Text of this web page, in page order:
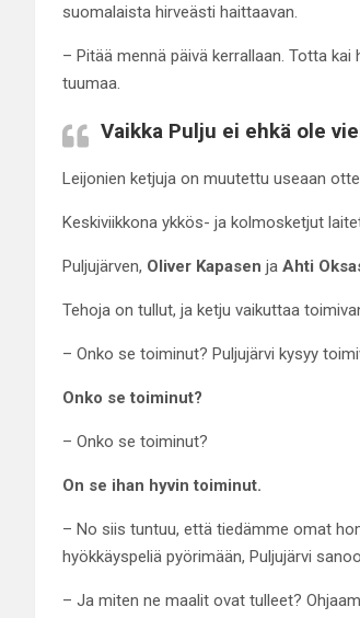
suomalaista hirveästi haittaavan.
– Pitää mennä päivä kerrallaan. Totta
tuumaa.
Vaikka Pulju ei ehkä ole
Leijonien ketjuja on muutettu useaan
Keskiviikkona ykkös- ja kolmosketjut
Puljujärven, Oliver Kapasen ja Ahti
Tehoja on tullut, ja ketju vaikuttaa
– Onko se toiminut? Puljujärvi kysyy
Onko se toiminut?
– Onko se toiminut?
On se ihan hyvin toiminut.
– No siis tuntuu, että tiedämme omat
hyökkäyspeliä pyörimään, Puljujärvi
– Ja miten ne maalit ovat tulleet?